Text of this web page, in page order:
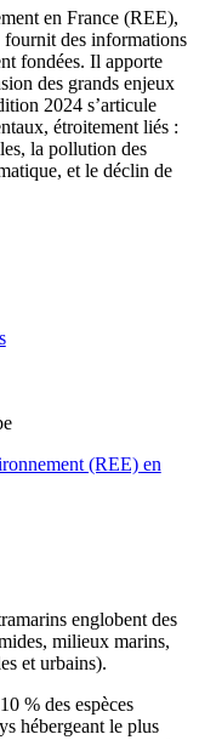
en France (REE),
des informations
fondées. Il apporte
des grands enjeux
2024 s’articule
étroitement liés :
la pollution des
et le déclin de
(REE) en
englobent des
milieux marins,
et urbains).
% des espèces
hébergeant le plus